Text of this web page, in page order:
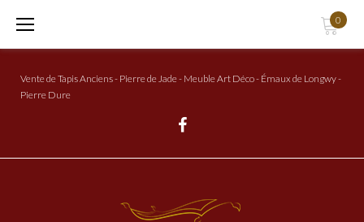
0
Vente de Tapis Anciens - Pierre de Jade - Meuble Art Déco - Émaux de Longwy -
Pierre Dure